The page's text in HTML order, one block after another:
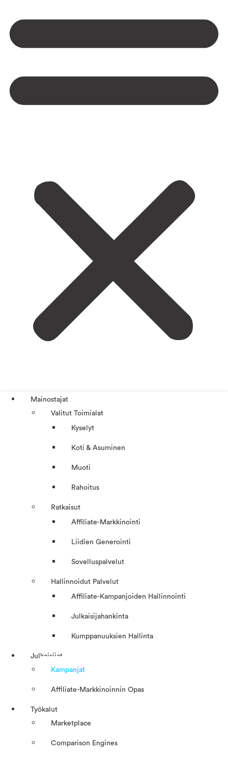
Mainostajat
Valitut Toimialat
Kyselyt
Koti & Asuminen
Muoti
Rahoitus
Ratkaisut
Affiliate-Markkinointi
Liidien Generointi
Sovelluspalvelut
Hallinnoidut Palvelut
Affiliate-Kampanjoiden Hallinnointi
Julkaisijahankinta
Kumppanuuksien Hallinta
Julkaisijat
Kampanjat
Affiliate-Markkinoinnin Opas
Työkalut
Marketplace
Comparison Engines